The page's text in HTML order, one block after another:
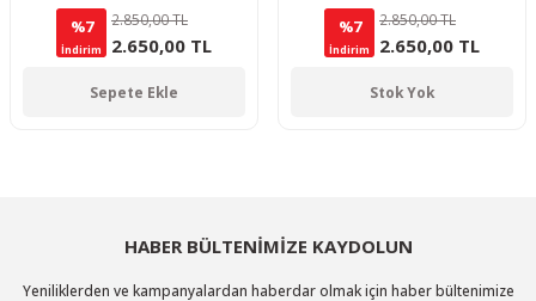
%7
İndirim
2.850,00 TL
2.650,00 TL
Sepete Ekle
%7
İndirim
2.850,00 TL
2.650,00 TL
Stok Yok
HABER BÜLTENİMİZE KAYDOLUN
Yeniliklerden ve kampanyalardan haberdar olmak için haber bültenimize